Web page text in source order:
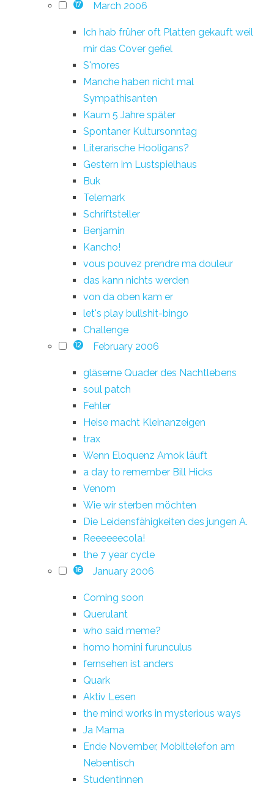
17 March 2006
Ich hab früher oft Platten gekauft weil
mir das Cover gefiel
S'mores
Manche haben nicht mal
Sympathisanten
Kaum 5 Jahre später
Spontaner Kultursonntag
Literarische Hooligans?
Gestern im Lustspielhaus
Buk
Telemark
Schriftsteller
Benjamin
Kancho!
vous pouvez prendre ma douleur
das kann nichts werden
von da oben kam er
let's play bullshit-bingo
Challenge
12 February 2006
gläserne Quader des Nachtlebens
soul patch
Fehler
Heise macht Kleinanzeigen
trax
Wenn Eloquenz Amok läuft
a day to remember Bill Hicks
Venom
Wie wir sterben möchten
Die Leidensfähigkeiten des jungen A.
Reeeeeecola!
the 7 year cycle
16 January 2006
Coming soon
Querulant
who said meme?
homo homini furunculus
fernsehen ist anders
Quark
Aktiv Lesen
the mind works in mysterious ways
Ja Mama
Ende November, Mobiltelefon am
Nebentisch
Studentinnen